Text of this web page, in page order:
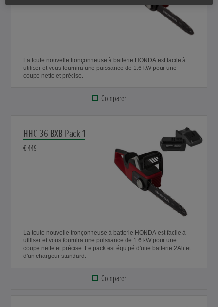
La toute nouvelle tronçonneuse à batterie HONDA est facile à
utiliser et vous fournira une puissance de 1.6 kW pour une
coupe nette et précise.
Comparer
HHC 36 BXB Pack 1
€ 449
La toute nouvelle tronçonneuse à batterie HONDA est facile à
utiliser et vous fournira une puissance de 1.6 kW pour une
coupe nette et précise. Le pack est équipé d'une batterie 2Ah et
d'un chargeur standard.
Comparer